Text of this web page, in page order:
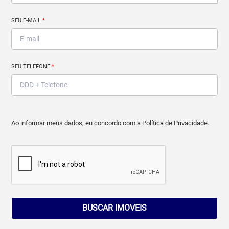
SEU E-MAIL*
SEU TELEFONE*
Ao informar meus dados, eu concordo com a Política de Privacidade.
BUSCAR IMOVEIS